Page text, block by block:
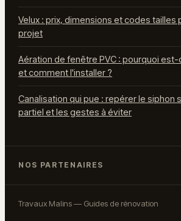
Velux : prix, dimensions et codes tailles
projet
Aération de fenêtre PVC : pourquoi
et comment l'installer ?
Canalisation qui pue : repérer le siphon
partiel et les gestes à éviter
NOS PARTENAIRES
Travaux Malins — Guides de rénovation